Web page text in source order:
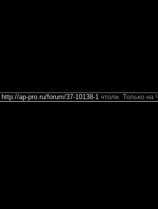
http://ap-pro.ru/forum/37-10138-1 чтоли. Только на